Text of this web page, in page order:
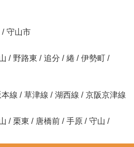
/ 守山市
/ 野路東 / 追分 / 綣 / 伊勢町 /
線 / 草津線 / 湖西線 / 京阪京津線
/ 栗東 / 唐橋前 / 手原 / 守山 /